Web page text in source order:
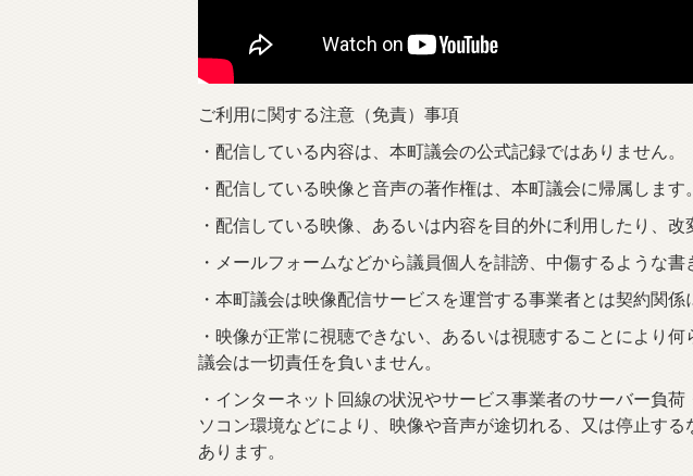
ご利用に関する注意（免責）事項
・配信している内容は、本町議会の公式記録ではありません。
・配信している映像と音声の著作権は、本町議会に帰属します。
・配信している映像、あるいは内容を目的外に利用したり、改
・メールフォームなどから議員個人を誹謗、中傷するような書
・本町議会は映像配信サービスを運営する事業者とは契約関係
・映像が正常に視聴できない、あるいは視聴することにより
議会は一切責任を負いません。
・インターネット回線の状況やサービス事業者のサーバー負
ソコン環境などにより、映像や音声が途切れる、又は停止す
あります。